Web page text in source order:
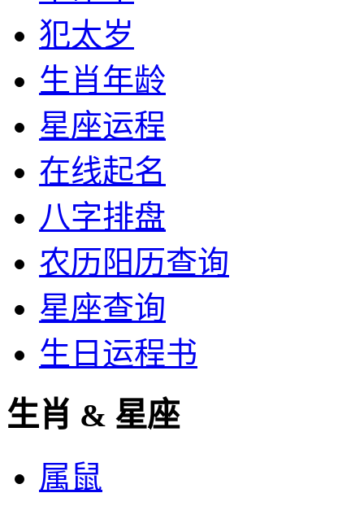
犯太岁
生肖年龄
星座运程
在线起名
八字排盘
农历阳历查询
星座查询
生日运程书
生肖 & 星座
属鼠